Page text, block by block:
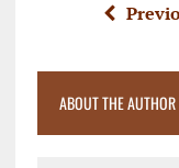
ABOUT THE AUTHOR